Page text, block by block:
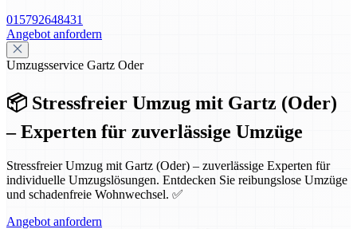
015792648431
Angebot anfordern
Umzugsservice Gartz Oder
📦 Stressfreier Umzug mit Gartz (Oder)
– Experten für zuverlässige Umzüge
Stressfreier Umzug mit Gartz (Oder) – zuverlässige Experten für
individuelle Umzugslösungen. Entdecken Sie reibungslose Umzüge
und schadenfreie Wohnwechsel. ✅
Angebot anfordern